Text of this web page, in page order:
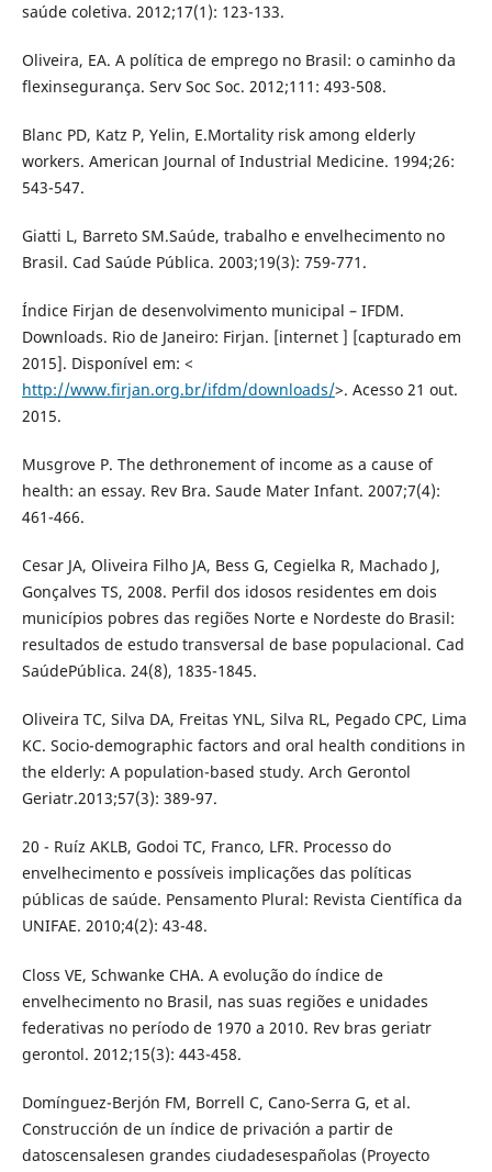
saúde coletiva. 2012;17(1): 123-133.
Oliveira, EA. A política de emprego no Brasil: o caminho da
flexinsegurança. Serv Soc Soc. 2012;111: 493-508.
Blanc PD, Katz P, Yelin, E.Mortality risk among elderly
workers. American Journal of Industrial Medicine. 1994;26:
543-547.
Giatti L, Barreto SM.Saúde, trabalho e envelhecimento no
Brasil. Cad Saúde Pública. 2003;19(3): 759-771.
Índice Firjan de desenvolvimento municipal – IFDM.
Downloads. Rio de Janeiro: Firjan. [internet ] [capturado em
2015]. Disponível em: <
http://www.firjan.org.br/ifdm/downloads/>. Acesso 21 out.
2015.
Musgrove P. The dethronement of income as a cause of
health: an essay. Rev Bra. Saude Mater Infant. 2007;7(4):
461-466.
Cesar JA, Oliveira Filho JA, Bess G, Cegielka R, Machado J,
Gonçalves TS, 2008. Perfil dos idosos residentes em dois
municípios pobres das regiões Norte e Nordeste do Brasil:
resultados de estudo transversal de base populacional. Cad
SaúdePública. 24(8), 1835-1845.
Oliveira TC, Silva DA, Freitas YNL, Silva RL, Pegado CPC, Lima
KC. Socio-demographic factors and oral health conditions in
the elderly: A population-based study. Arch Gerontol
Geriatr.2013;57(3): 389-97.
20 - Ruíz AKLB, Godoi TC, Franco, LFR. Processo do
envelhecimento e possíveis implicações das políticas
públicas de saúde. Pensamento Plural: Revista Científica da
UNIFAE. 2010;4(2): 43-48.
Closs VE, Schwanke CHA. A evolução do índice de
envelhecimento no Brasil, nas suas regiões e unidades
federativas no período de 1970 a 2010. Rev bras geriatr
gerontol. 2012;15(3): 443-458.
Domínguez-Berjón FM, Borrell C, Cano-Serra G, et al.
Construcción de un índice de privación a partir de
datoscensalesen grandes ciudadesespañolas (Proyecto